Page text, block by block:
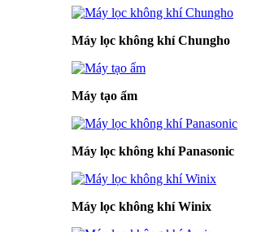
Máy lọc không khí Chungho
Máy tạo ẩm
Máy lọc không khí Panasonic
Máy lọc không khí Winix